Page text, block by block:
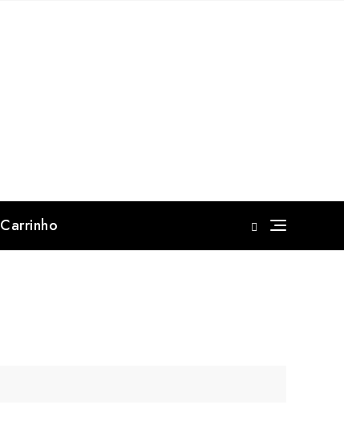
Carrinho